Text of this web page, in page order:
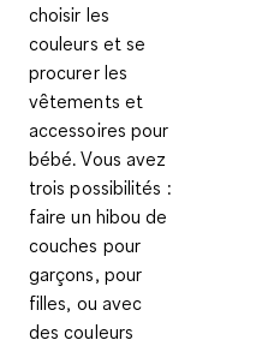
choisir les
couleurs et se
procurer les
vêtements et
accessoires pour
bébé. Vous avez
trois possibilités :
faire un hibou de
couches pour
garçons, pour
filles, ou avec
des couleurs